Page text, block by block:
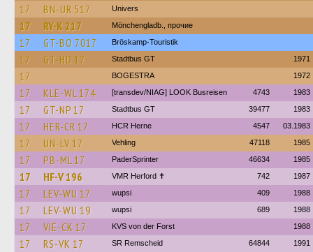
17 BN-UR 517 Univers
17 RY-K 217 Mönchengladb., прочие
17 GT-BO 7017 Bröskamp-Touristik
17 GT-HD 17 Stadtbus GT 1971
17 BOGESTRA 1972
17 KLE-WL 174 [transdev/NIAG] LOOK Busreisen 4743 1983
17 GT-NP 17 Stadtbus GT 39477 1983
17 HER-CR 17 HCR Herne 4547 03.1983
17 UN-LV 17 Vehling 47118 1985
17 PB-ML 17 PaderSprinter 46634 1985
17 HF-V 196 VMR Herford ✝ 742 1987
17 LEV-WU 17 wupsi 409 1988
17 LEV-WU 19 wupsi 689 1988
17 VIE-CK 17 KVS von der Forst 1988
17 RS-VK 17 SR Remscheid 64844 1991